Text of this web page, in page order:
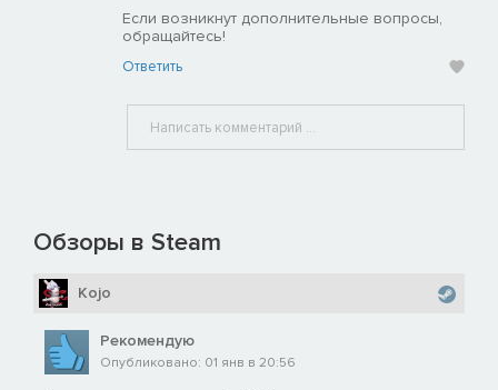
Если возникнут дополнительные вопросы,
обращайтесь!
Ответить
Обзоры в Steam
Kojo
Рекомендую
Опубликовано: 01 янв в 20:56